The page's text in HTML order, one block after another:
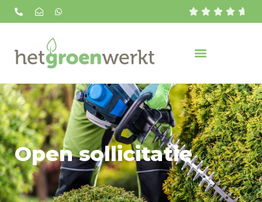
    
Open sollicitatie